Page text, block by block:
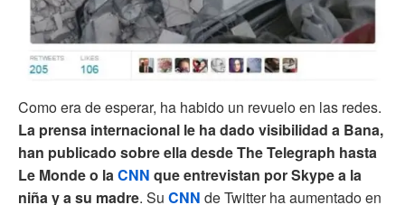
Como era de esperar, ha habido un revuelo en las redes.
La prensa internacional le ha dado visibilidad a Bana,
han publicado sobre ella desde The Telegraph hasta
Le Monde o laCNN que entrevistan por Skype a la
niña y a su madre. Su CNN de Twitter ha aumentado en